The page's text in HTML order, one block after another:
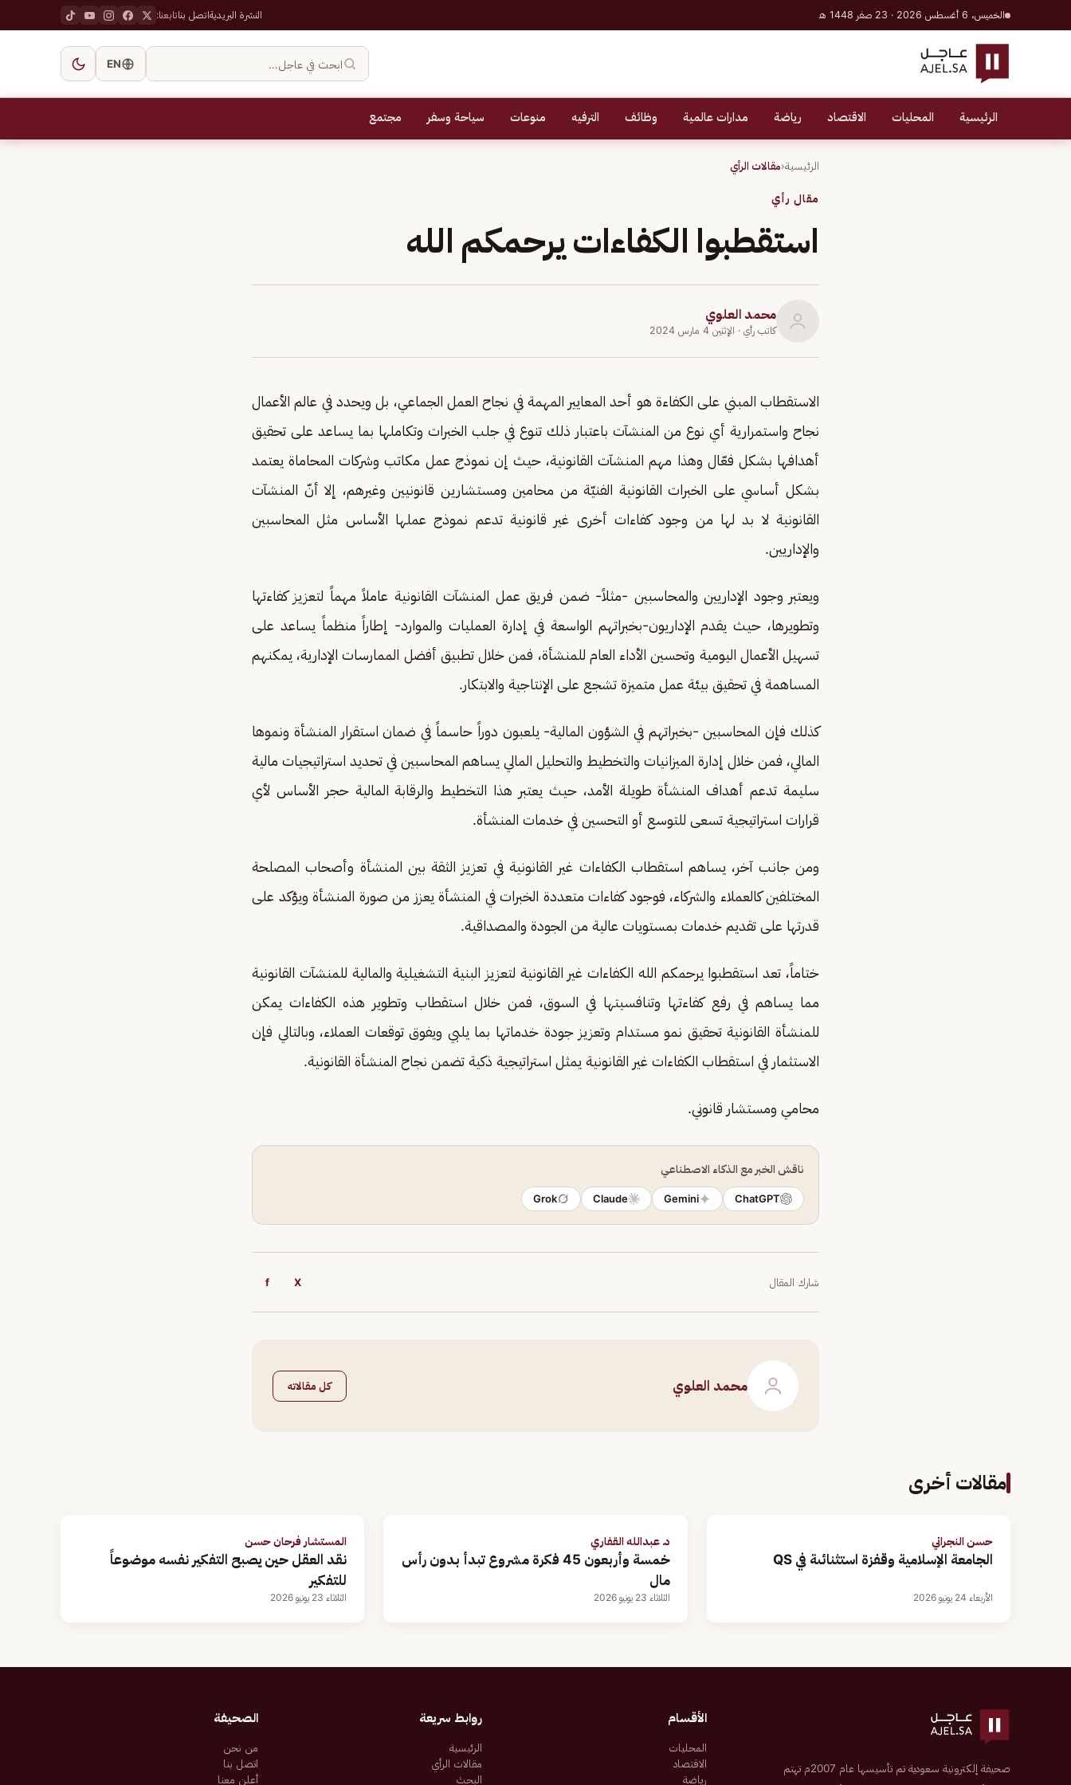
الخميس، 6 أغسطس 2026 · 23 صفر 1448 هـ النشرة البريديةاتصل بناتابعنا:
ابحث في عاجل… EN
الرئيسية المحليات الاقتصاد رياضة مدارات عالمية وظائف الترفيه منوعات سياحة وسفر مجتمع
الرئيسية‹مقالات الرأي
مقال رأي
استقطبوا الكفاءات يرحمكم الله
محمد العلوي
كاتب رأي · الإثنين 4 مارس 2024
الاستقطاب المبني على الكفاءة هو أحد المعايير المهمة في نجاح العمل الجماعي، بل ويحدد في عالم الأعمال
نجاح واستمرارية أي نوع من المنشآت باعتبار ذلك تنوع في جلب الخبرات وتكاملها بما يساعد على تحقيق
أهدافها بشكل فعّال وهذا مهم المنشآت القانونية، حيث إن نموذج عمل مكاتب وشركات المحاماة يعتمد
بشكل أساسي على الخبرات القانونية الفنيّة من محامين ومستشارين قانونيين وغيرهم، إلا أنّ المنشآت
القانونية لا بد لها من وجود كفاءات أخرى غير قانونية تدعم نموذج عملها الأساس مثل المحاسبين
والإداريين.
ويعتبر وجود الإداريين والمحاسبين -مثلاً- ضمن فريق عمل المنشآت القانونية عاملاً مهماً لتعزيز كفاءتها
وتطويرها، حيث يقدم الإداريون-بخبراتهم الواسعة في إدارة العمليات والموارد- إطاراً منظماً يساعد على
تسهيل الأعمال اليومية وتحسين الأداء العام للمنشأة، فمن خلال تطبيق أفضل الممارسات الإدارية، يمكنهم
المساهمة في تحقيق بيئة عمل متميزة تشجع على الإنتاجية والابتكار.
كذلك فإن المحاسبين -بخبراتهم في الشؤون المالية- يلعبون دوراً حاسماً في ضمان استقرار المنشأة ونموها
المالي، فمن خلال إدارة الميزانيات والتخطيط والتحليل المالي يساهم المحاسبين في تحديد استراتيجيات مالية
سليمة تدعم أهداف المنشأة طويلة الأمد، حيث يعتبر هذا التخطيط والرقابة المالية حجر الأساس لأي
قرارات استراتيجية تسعى للتوسع أو التحسين في خدمات المنشأة.
ومن جانب آخر، يساهم استقطاب الكفاءات غير القانونية في تعزيز الثقة بين المنشأة وأصحاب المصلحة
المختلفين كالعملاء والشركاء، فوجود كفاءات متعددة الخبرات في المنشأة يعزز من صورة المنشأة ويؤكد على
قدرتها على تقديم خدمات بمستويات عالية من الجودة والمصداقية.
ختاماً، تعد استقطبوا يرحمكم الله الكفاءات غير القانونية لتعزيز البنية التشغيلية والمالية للمنشآت القانونية
مما يساهم في رفع كفاءتها وتنافسيتها في السوق، فمن خلال استقطاب وتطوير هذه الكفاءات يمكن
للمنشأة القانونية تحقيق نمو مستدام وتعزيز جودة خدماتها بما يلبي ويفوق توقعات العملاء، وبالتالي فإن
الاستثمار في استقطاب الكفاءات غير القانونية يمثل استراتيجية ذكية تضمن نجاح المنشأة القانونية.
محامي ومستشار قانوني.
ناقش الخبر مع الذكاء الاصطناعي
ChatGPT
Gemini
Claude
Grok
شارك المقال X
f
محمد العلوي كل مقالاته
مقالات أخرى
حسن النجراني
الجامعة الإسلامية وقفزة استثنائىة في QS
الأربعاء 24 يونيو 2026
د. عبدالله القفاري
خمسة وأربعون 45 فكرة مشروع تبدأ بدون رأس
مال
الثلاثاء 23 يونيو 2026
المستشار فرحان حسن
نقد العقل حين يصبح التفكير نفسه موضوعاً
للتفكير
الثلاثاء 23 يونيو 2026
صحيفة إلكترونية سعودية تم تأسيسها عام 2007م تهتم
الأقسام
المحليات
الاقتصاد
رياضة
روابط سريعة
الرئيسية
مقالات الرأي
البحث
الصحيفة
من نحن
اتصل بنا
أعلن معنا